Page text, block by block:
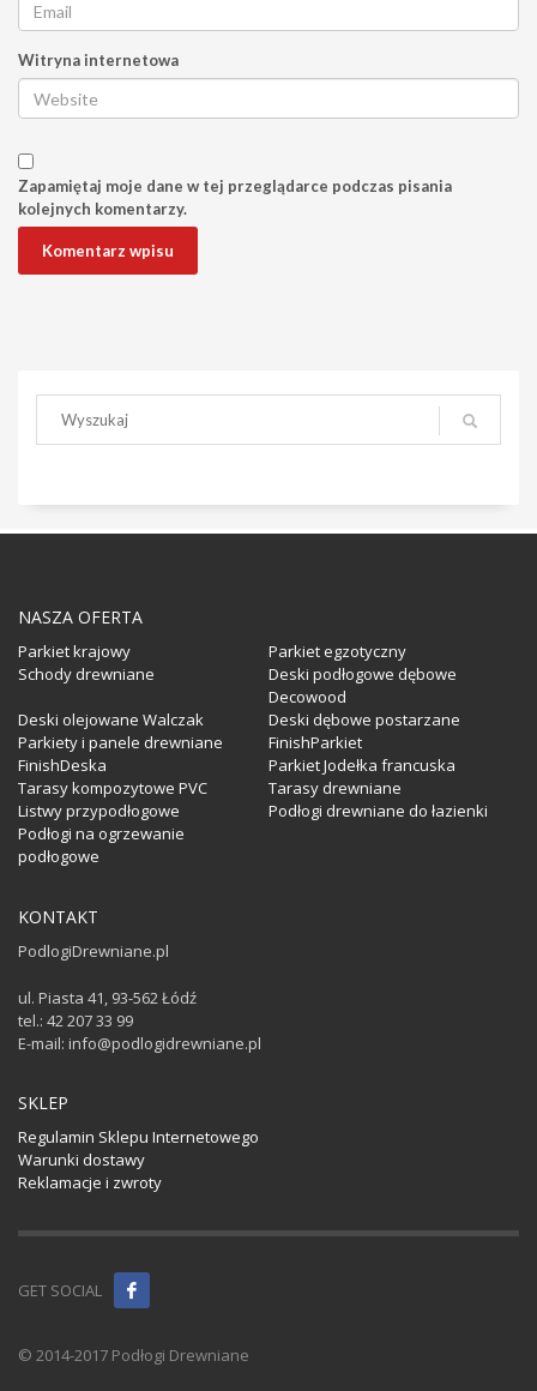
Witryna internetowa
Zapamiętaj moje dane w tej przeglądarce podczas pisania
kolejnych komentarzy.
NASZA OFERTA
Parkiet krajowy
Parkiet egzotyczny
Schody drewniane
Deski podłogowe dębowe
Decowood
Deski olejowane Walczak
Deski dębowe postarzane
Parkiety i panele drewniane
FinishParkiet
FinishDeska
Parkiet Jodełka francuska
Tarasy kompozytowe PVC
Tarasy drewniane
Listwy przypodłogowe
Podłogi drewniane do łazienki
Podłogi na ogrzewanie
podłogowe
KONTAKT
PodlogiDrewniane.pl
ul. Piasta 41, 93-562 Łódź
tel.: 42 207 33 99
E-mail: info@podlogidrewniane.pl
SKLEP
Regulamin Sklepu Internetowego
Warunki dostawy
Reklamacje i zwroty
GET SOCIAL
© 2014-2017 Podłogi Drewniane